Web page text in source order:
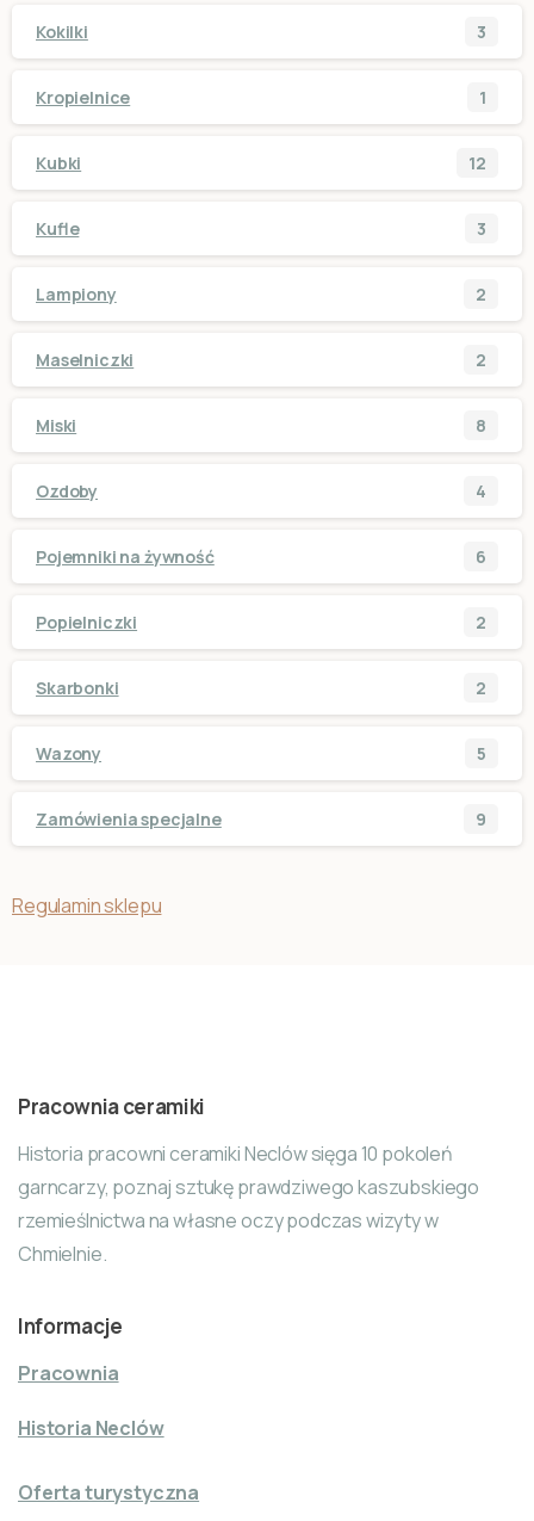
Kokilki 3
Kropielnice 1
Kubki 12
Kufle 3
Lampiony 2
Maselniczki 2
Miski 8
Ozdoby 4
Pojemniki na żywność 6
Popielniczki 2
Skarbonki 2
Wazony 5
Zamówienia specjalne 9
Regulamin sklepu
Pracownia ceramiki
Historia pracowni ceramiki Neclów sięga 10 pokoleń
garncarzy, poznaj sztukę prawdziwego kaszubskiego
rzemieślnictwa na własne oczy podczas wizyty w
Chmielnie.
Informacje
Pracownia
Historia Neclów
Oferta turystyczna